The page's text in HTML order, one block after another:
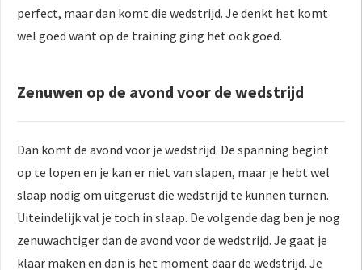
perfect, maar dan komt die wedstrijd. Je denkt het komt
wel goed want op de training ging het ook goed.
Zenuwen op de avond voor de wedstrijd
Dan komt de avond voor je wedstrijd. De spanning begint
op te lopen en je kan er niet van slapen, maar je hebt wel
slaap nodig om uitgerust die wedstrijd te kunnen turnen.
Uiteindelijk val je toch in slaap. De volgende dag ben je nog
zenuwachtiger dan de avond voor de wedstrijd. Je gaat je
klaar maken en dan is het moment daar de wedstrijd. Je